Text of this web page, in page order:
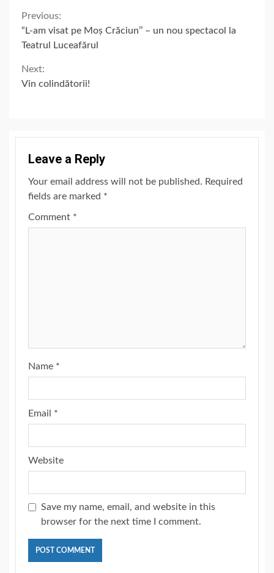
Continue
Reading
Previous:
“L-am visat pe Moș Crăciun’’ – un nou spectacol la
Teatrul Luceafărul
Next:
Vin colindătorii!
Leave a Reply
Your email address will not be published. Required
fields are marked *
Comment *
Name *
Email *
Website
Save my name, email, and website in this
browser for the next time I comment.